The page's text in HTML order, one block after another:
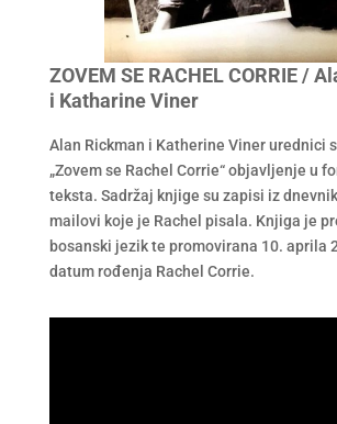
ZOVEM SE RACHEL CORRIE /
i Katharine Viner
Alan Rickman i Katherine Viner urednici
„Zovem se Rachel Corrie“ objavljenje u
teksta. Sadržaj knjige su zapisi iz
mailovi koje je Rachel pisala. Knjiga je
bosanski jezik te promovirana 10. aprila
datum rođenja Rachel Corrie.